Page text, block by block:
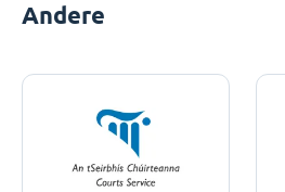
Andere